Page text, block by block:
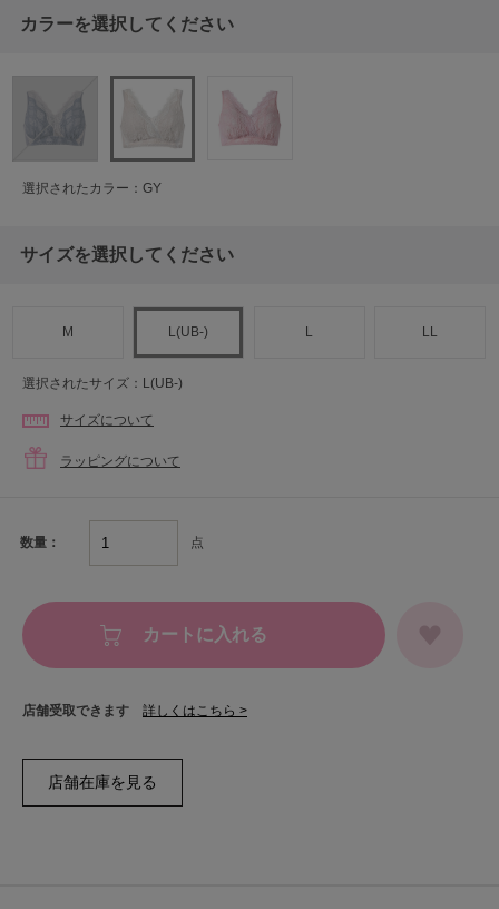
カラーを選択してください
選択されたカラー：GY
サイズを選択してください
M L(UB-) L LL
選択されたサイズ：L(UB-)
サイズについて
ラッピングについて
数量： 点
カートに入れる
店舗受取できます 詳しくはこちら >